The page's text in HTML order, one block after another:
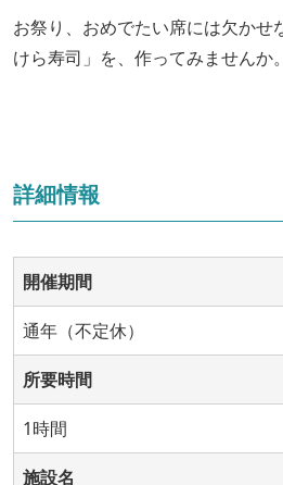
お祭り、おめでたい席には欠かせ
けら寿司」を、作ってみませんか。
詳細情報
開催期間
通年（不定休）
所要時間
1時間
施設名